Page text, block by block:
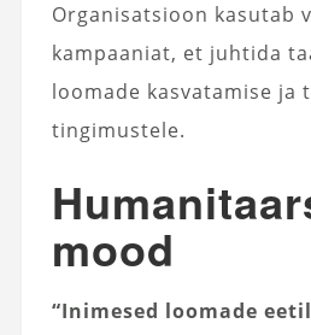
Organisatsioon kasutab
kampaaniat, et juhtida
loomade kasvatamise ja
tingimustele.
mood
“Inimesed loomade